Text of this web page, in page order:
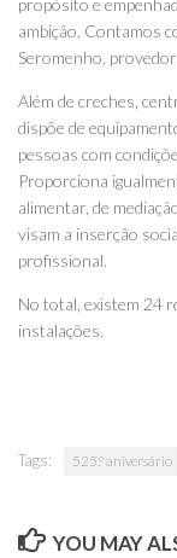
ambição. Contamos
Seromenho,
Além de creches,
dispõe de
pessoas com
Proporciona
alimentar, de
visam a inserção
profissional.
No total, existem 24
instalações.
Tags: 525.º aniversário
YOU MAY